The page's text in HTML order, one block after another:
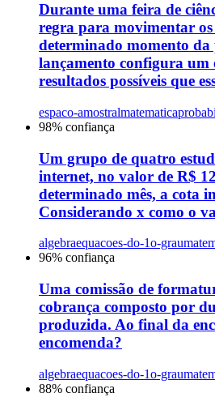
Durante uma feira de
regra para movimentar os
determinado momento da
lançamento configura um
resultados possíveis que
espaco-amostralmatematica
98% confiança
Um grupo de quatro
internet, no valor de R$
determinado mês, a cota
Considerando x como o
algebraequacoes-do-1o-grau
96% confiança
Uma comissão de
cobrança composto por
produzida. Ao final da
encomenda?
algebraequacoes-do-1o-grau
88% confiança